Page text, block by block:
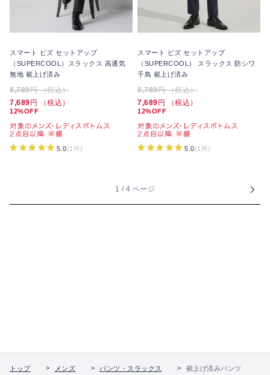
スマート ビズ セットアップ
（SUPERCOOL）スラックス 高通気
無地 裾上げ済み
8,789円 （税込）
7,689 円 （税込）
12%OFF
5.0(1件)
スマート ビズ セットアップ
（SUPERCOOL） スラックス 防シワ
千鳥 裾上げ済み
8,789円 （税込）
7,689 円 （税込）
12%OFF
5.0(1件)
1 / 4 ページ
トップ メンズ パンツ・スラックス 裾上げ済みパンツ